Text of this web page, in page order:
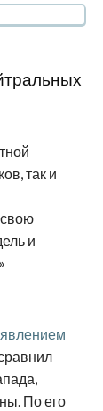
так и
свою
и
По его